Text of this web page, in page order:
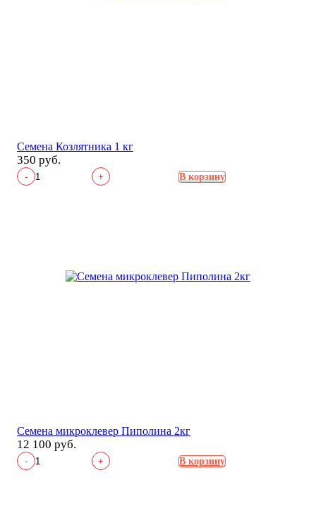
Семена Козлятника 1 кг
350 руб.
- + В корзину
Семена микроклевер Пиполина 2кг
12 100 руб.
- + В корзину